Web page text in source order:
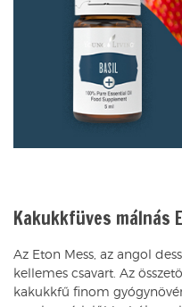
Kakukkfüves málnás
Az Eton Mess, az angol
kellemes csavart. Az
kakukkfű finom